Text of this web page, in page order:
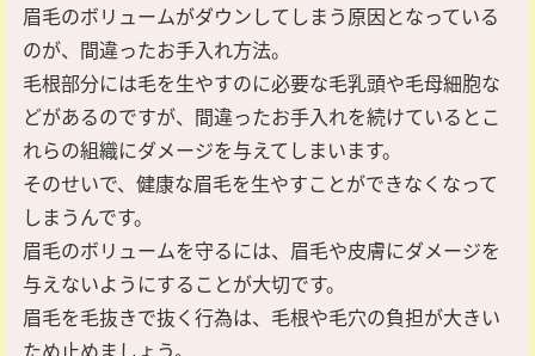
眉毛のボリュームがダウンしてしまう原因となっている
のが、間違ったお手入れ方法。
毛根部分には毛を生やすのに必要な毛乳頭や毛母細胞な
どがあるのですが、間違ったお手入れを続けているとこ
れらの組織にダメージを与えてしまいます。
そのせいで、健康な眉毛を生やすことができなくなって
しまうんです。
眉毛のボリュームを守るには、眉毛や皮膚にダメージを
与えないようにすることが大切です。
眉毛を毛抜きで抜く行為は、毛根や毛穴の負担が大きい